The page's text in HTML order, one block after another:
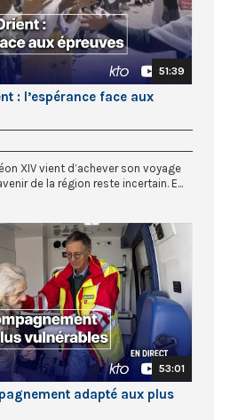
51:39
: l’espérance face aux
XIV vient d’achever son voyage
de la région reste incertain. E...
53:01
adapté aux plus